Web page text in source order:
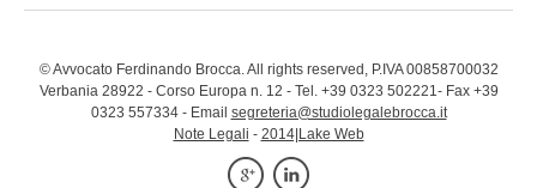
© Avvocato Ferdinando Brocca. All rights reserved, P.IVA 00858700032
Verbania 28922 - Corso Europa n. 12 - Tel. +39 0323 502221- Fax +39
0323 557334 - Email segreteria@studiolegalebrocca.it
Note Legali - 2014|Lake Web